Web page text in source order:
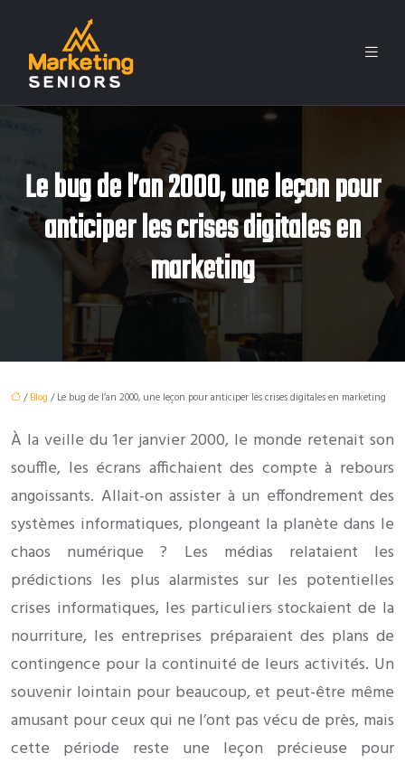
Le bug de l’an 2000, une leçon pour
anticiper les crises digitales en
marketing
/Blog / Le bug de l’an 2000, une leçon pour anticiper les crises digitales en marketing
À la veille du 1er janvier 2000, le monde retenait son
souffle, les écrans affichaient des compte à rebours
angoissants. Allait-on assister à un effondrement des
systèmes informatiques, plongeant la planète dans le
chaos numérique ? Les médias relataient les
prédictions les plus alarmistes sur les potentielles
crises informatiques, les particuliers stockaient de la
nourriture, les entreprises préparaient des plans de
contingence pour la continuité de leurs activités. Un
souvenir lointain pour beaucoup, et peut-être même
amusant pour ceux qui ne l’ont pas vécu de près, mais
cette période reste une leçon précieuse pour